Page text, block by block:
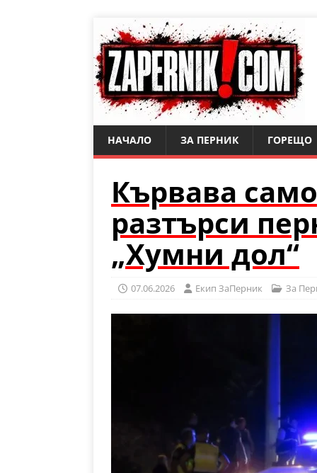
НАЧАЛО ЗА ПЕРНИК ГОРЕЩО
Кървава
разтърси
„Хумни дол“
07.06.2026 Eкип ЗаПерник За